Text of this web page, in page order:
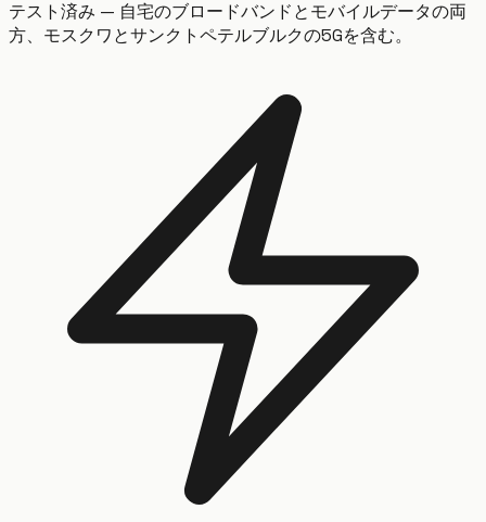
テスト済み — 自宅のブロードバンドとモバイルデータの両
方、モスクワとサンクトペテルブルクの5Gを含む。